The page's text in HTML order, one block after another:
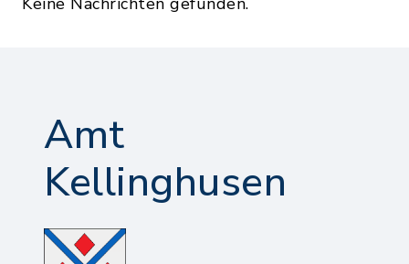
Amt
Kellinghusen